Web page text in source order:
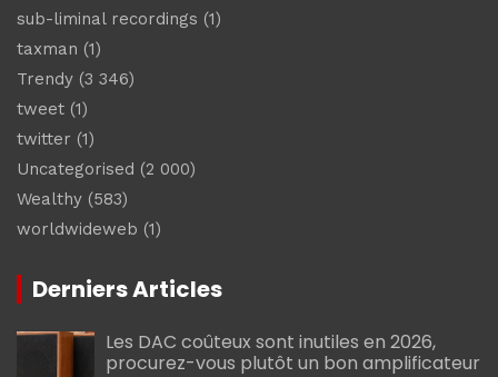
sub-liminal recordings (1)
taxman (1)
Trendy (3 346)
tweet (1)
twitter (1)
Uncategorised (2 000)
Wealthy (583)
worldwideweb (1)
Derniers Articles
Les DAC coûteux sont inutiles en 2026,
procurez-vous plutôt un bon amplificateur